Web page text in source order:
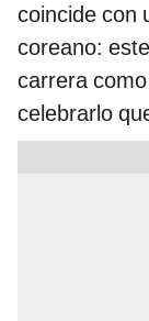
coincide con
coreano:
carrera
celebrarlo